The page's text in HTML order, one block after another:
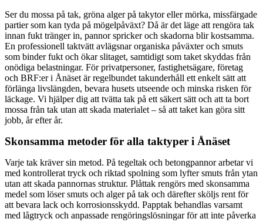
Ser du mossa på tak, gröna alger på takytor eller mörka, missfärgade
partier som kan tyda på mögelpåväxt? Då är det läge att rengöra tak
innan fukt tränger in, pannor spricker och skadorna blir kostsamma.
En professionell taktvätt avlägsnar organiska påväxter och smuts
som binder fukt och ökar slitaget, samtidigt som taket skyddas från
onödiga belastningar. För privatpersoner, fastighetsägare, företag
och BRF:er i Ånäset är regelbundet takunderhåll ett enkelt sätt att
förlänga livslängden, bevara husets utseende och minska risken för
läckage. Vi hjälper dig att tvätta tak på ett säkert sätt och att ta bort
mossa från tak utan att skada materialet – så att taket kan göra sitt
jobb, år efter år.
Skonsamma metoder för alla taktyper i Ånäset
Varje tak kräver sin metod. På tegeltak och betongpannor arbetar vi
med kontrollerat tryck och riktad spolning som lyfter smuts från ytan
utan att skada pannornas struktur. Plåttak rengörs med skonsamma
medel som löser smuts och alger på tak och därefter sköljs rent för
att bevara lack och korrosionsskydd. Papptak behandlas varsamt
med lågtryck och anpassade rengöringslösningar för att inte påverka